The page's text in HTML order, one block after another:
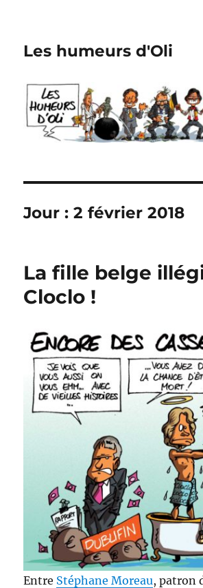
Les humeurs d'Oli
Jour :2 février 2018
La fille belge
Cloclo !
Entre Stéphane Moreau, patron